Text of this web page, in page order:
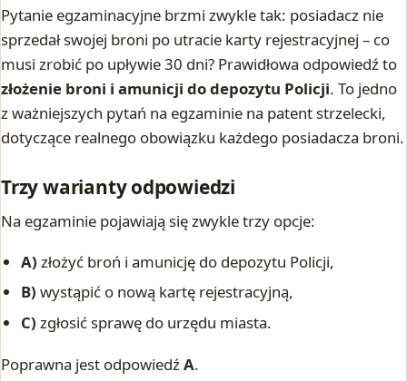
Pytanie egzaminacyjne brzmi zwykle tak: posiadacz nie
sprzedał swojej broni po utracie karty rejestracyjnej – co
musi zrobić po upływie 30 dni? Prawidłowa odpowiedź to
złożenie broni i amunicji do depozytu Policji. To jedno
z ważniejszych pytań na egzaminie na patent strzelecki,
dotyczące realnego obowiązku każdego posiadacza broni.
Trzy warianty odpowiedzi
Na egzaminie pojawiają się zwykle trzy opcje:
A) złożyć broń i amunicję do depozytu Policji,
B) wystąpić o nową kartę rejestracyjną,
C) zgłosić sprawę do urzędu miasta.
Poprawna jest odpowiedźA.